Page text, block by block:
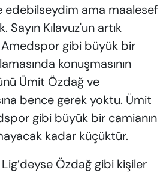
edebilseydim ama maalesef
Kılavuz'un artık
gibi büyük bir
konuşmasının
Ümit Özdağ ve
bence gerek yoktu. Ümit
gibi büyük bir camianın
kadar küçüktür.
Özdağ gibi kişiler